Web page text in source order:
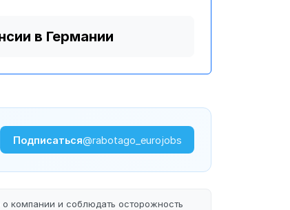
в Германии
Подписаться@rabotago_eurojobs
компании и соблюдать осторожность